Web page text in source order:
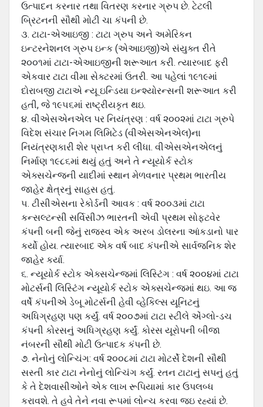
ઉત્પાદન કરનાર તથા વિતરણ કરનાર ગ્રુપ છે. ટેટલી
બ્રિટનની સૌથી મોટી ચા કંપની છે.
૩. ટાટા-એઆઇજી : ટાટા ગ્રુપ અને અમેરિકન
ઇન્ટરનેશનલ ગ્રુપ ઇન્ક (એઆઇજી)એ સંયુક્ત રીતે
૨૦૦૧માં ટાટા-એઆઇજીની શરૂઆત કરી. ત્યારબાદ ફરી
એકવાર ટાટા વીમા સેક્ટરમાં ઉતરી. આ પહેલાં ૧૯૧૯માં
દોરાબજી ટાટાએ ન્યૂ ઇન્ડિયા ઇન્શ્યોરન્સની શરૂઆત કરી
હતી, જે ૧૯૫૬માં રાષ્ટ્રીયકૃત થઇ.
૪. વીએસએનએલ પર નિયંત્રણ : વર્ષ ૨૦૦૨માં ટાટા ગ્રુપે
વિદેશ સંચાર નિગમ લિમિટેડ (વીએસએનએલ)ના
નિયંત્રણકારી શેર પ્રાપ્ત કરી લીધા. વીએસએનએલનું
નિર્માણ ૧૯૮૬માં થયું હતું અને તે ન્યૂયોર્ક સ્ટોક
એક્સચેન્જની યાદીમાં સ્થાન મેળવનાર પ્રથમ ભારતીય
જાહેર ક્ષેત્રનું સાહસ હતું.
૫. ટીસીએસના રેકોર્ડની આવક : વર્ષ ૨૦૦૩માં ટાટા
કન્સલ્ટન્સી સર્વિસીઝ ભારતની એવી પ્રથમ સોફ્ટવેર
કંપની બની જેનું રાજસ્વ એક અરબ ડોલરના આંકડાનો પાર
કર્યો હોય. ત્યારબાદ એક વર્ષ બાદ કંપનીએ સાર્વજનિક શેર
જાહેર કર્યા.
૬. ન્યૂયોર્ક સ્ટોક એક્સચેન્જમાં લિસ્ટિંગ : વર્ષ ૨૦૦૪માં ટાટા
મોટર્સની લિસ્ટિંગ ન્યૂયોર્ક સ્ટોક એક્સચેન્જમાં થઇ. આ જ
વર્ષે કંપનીએ ડેબૂ મોટર્સની હેવી વ્હેકિલ્સ યૂનિટનું
અધિગ્રહણ પણ કર્યું. વર્ષ ૨૦૦૭માં ટાટા સ્ટીલે એંગ્લો-ડચ
કંપની કોરસનું અધિગ્રહણ કર્યું. કોરસ યૂરોપની બીજા
નંબરની સૌથી મોટી ઉત્પાદક કંપની છે.
૭. નેનોનું લોન્ચિંગ: વર્ષ ૨૦૦૮માં ટાટા મોટર્સે દેશની સૌથી
સસ્તી કાર ટાટા નેનોનું લોન્ચિંગ કર્યું. રતન ટાટાનું સપનું હતું
કે તે દેશવાસીઓને એક લાખ રૂપિયામાં કાર ઉપલબ્ધ
કરાવશે. તે હવે તેને નવા રૂપમાં લોન્ચ કરવા જઇ રહ્યાં છે.